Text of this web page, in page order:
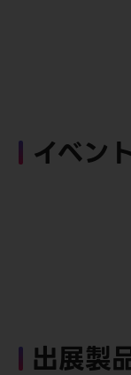
イベン
出展製